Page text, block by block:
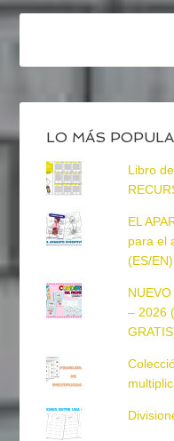
LO MÁS
Libro
EL
para el
(ES/EN)
– 2026